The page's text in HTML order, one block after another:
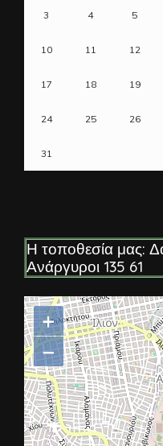
3 4 5
10 11 12
17 18 19
24 25 26
31
Η τοποθεσία μας:
Ανάργυροι 135 61
+
−